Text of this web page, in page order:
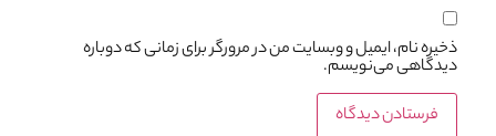
ذخیره نام، ایمیل و وبسایت من در مرورگر برای زمانی که دوباره
دیدگاهی می‌نویسم.